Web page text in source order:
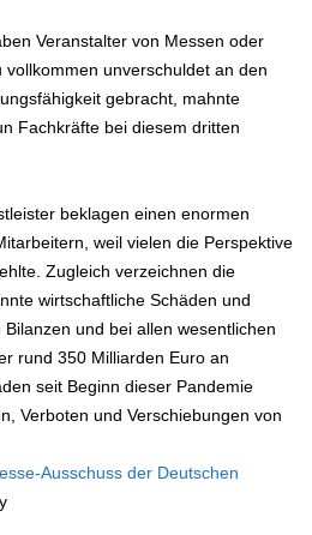
Veranstalter von Messen oder
unverschuldet an den
gebracht, mahnte
Fachkräfte bei diesem dritten
beklagen einen enormen
weil vielen die Perspektive
Zugleich verzeichnen die
wirtschaftliche Schäden und
und bei allen wesentlichen
rund 350 Milliarden Euro an
seit Beginn dieser Pandemie
Verboten und Verschiebungen von
Ausschuss der Deutschen